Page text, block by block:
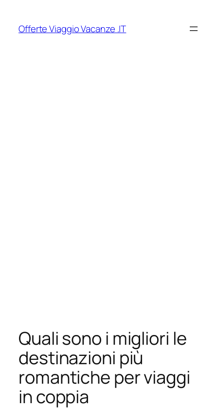
contenuto
Offerte Viaggio Vacanze .IT
Quali sono i migliori le
destinazioni più
romantiche per viaggi
in coppia